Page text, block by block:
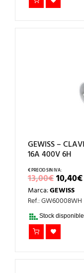
GEWISS –
16A 400V 6H
13,00€EL
PRECIO
ERA:
13,00€.
10,40€EL
Marca:GEWISS
Ref.: GW60008WH
Stock